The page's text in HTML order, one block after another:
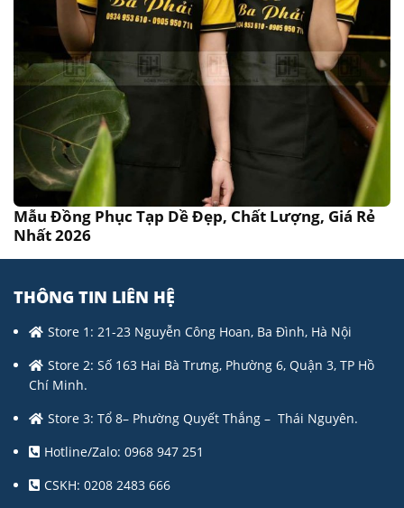
Mẫu Đồng Phục Tạp Dề Đẹp, Chất Lượng, Giá Rẻ
Nhất 2026
THÔNG TIN LIÊN HỆ
Store 1: 21-23 Nguyễn Công Hoan, Ba Đình, Hà Nội
Store 2: Số 163 Hai Bà Trưng, Phường 6, Quận 3, TP Hồ
Chí Minh.
Store 3: Tổ 8– Phường Quyết Thắng – Thái Nguyên.
Hotline/Zalo: 0968 947 251
CSKH: 0208 2483 666